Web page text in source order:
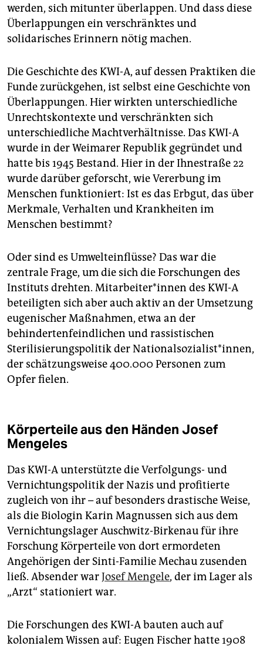
werden, sich mitunter überlappen. Und dass diese
Überlappungen ein verschränktes und
solidarisches Erinnern nötig machen.
Die Geschichte des KWI-A, auf dessen Praktiken die
Funde zurückgehen, ist selbst eine Geschichte von
Überlappungen. Hier wirkten unterschiedliche
Unrechtskontexte und verschränkten sich
unterschiedliche Machtverhältnisse. Das KWI-A
wurde in der Weimarer Republik gegründet und
hatte bis 1945 Bestand. Hier in der Ihnestraße 22
wurde darüber geforscht, wie Vererbung im
Menschen funktioniert: Ist es das Erbgut, das über
Merkmale, Verhalten und Krankheiten im
Menschen bestimmt?
Oder sind es Umwelteinflüsse? Das war die
zentrale Frage, um die sich die Forschungen des
Instituts drehten. Mit­ar­bei­te­r*in­nen des KWI-A
beteiligten sich aber auch aktiv an der Umsetzung
eugenischer Maßnahmen, etwa an der
behindertenfeindlichen und rassistischen
Sterilisierungspolitik der Nationalsozialist*innen,
der schätzungsweise 400.000 Personen zum
Opfer fielen.
Körperteile aus den Händen Josef
Mengeles
Das KWI-A unterstützte die Verfolgungs- und
Vernichtungspolitik der Nazis und profitierte
zugleich von ihr – auf besonders drastische Weise,
als die Biologin Karin Magnussen sich aus dem
Vernichtungslager Auschwitz-Birkenau für ihre
Forschung Körperteile von dort ermordeten
Angehörigen der Sinti-Familie Mechau zusenden
ließ. Absender warJosef Mengele, der im Lager als
„Arzt“ stationiert war.
Die Forschungen des KWI-A bauten auch auf
kolonialem Wissen auf: Eugen Fischer hatte 1908